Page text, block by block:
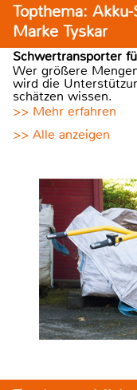
Topthema:
Marke Tyskar
Schwertransporter
Wer größere
wird die
schätzen wissen.
>> Mehr erfahren
>> Alle anzeigen